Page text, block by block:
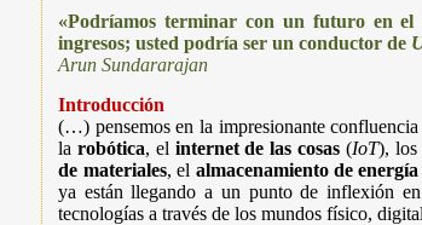
«Podríamos terminar con un futuro en
ingresos; usted podría ser un conductor de
Arun Sundararajan
Introducción
(…) pensemos en la impresionante
la robótica, el internet de las cosas (IoT), los
de materiales, el almacenamiento de energía
ya están llegando a un punto de inflexión
tecnologías a través de los mundos físico,